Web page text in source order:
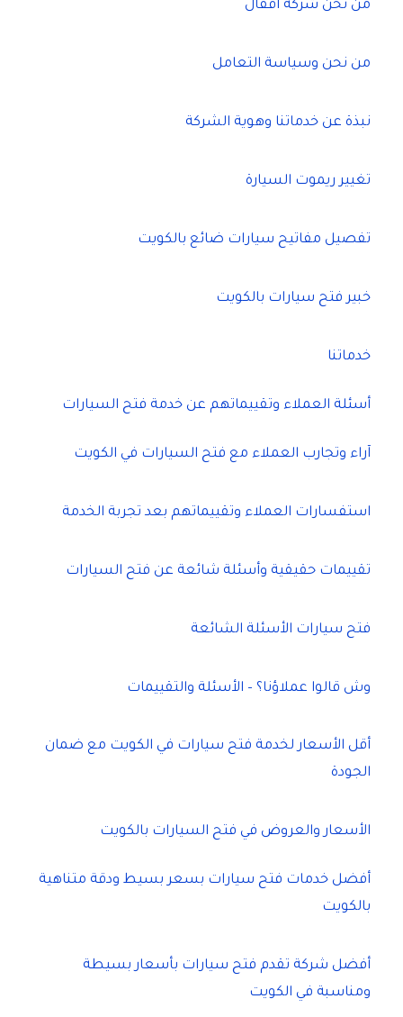
من نحن شركة أقفال
من نحن وسياسة التعامل
نبذة عن خدماتنا وهوية الشركة
تغيير ريموت السيارة
تفصيل مفاتيح سيارات ضائع بالكويت
خبير فتح سيارات بالكويت
خدماتنا
أسئلة العملاء وتقييماتهم عن خدمة فتح السيارات
آراء وتجارب العملاء مع فتح السيارات في الكويت
استفسارات العملاء وتقييماتهم بعد تجربة الخدمة
تقييمات حقيقية وأسئلة شائعة عن فتح السيارات
فتح سيارات الأسئلة الشائعة
وش قالوا عملاؤنا؟ – الأسئلة والتقييمات
أقل الأسعار لخدمة فتح سيارات في الكويت مع ضمان
الجودة
الأسعار والعروض في فتح السيارات بالكويت
أفضل خدمات فتح سيارات بسعر بسيط ودقة متناهية
بالكويت
أفضل شركة تقدم فتح سيارات بأسعار بسيطة
ومناسبة في الكويت